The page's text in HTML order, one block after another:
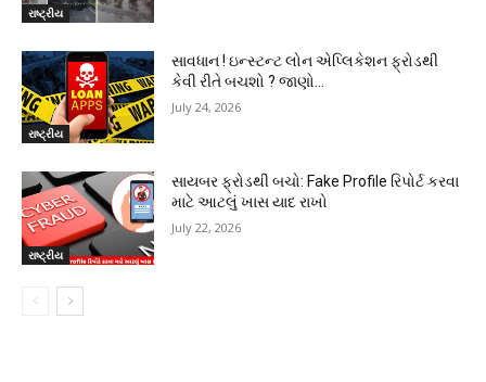
રાષ્ટ્રીય
રાષ્ટ્રીય
સાવધાન ! ઇન્સ્ટન્ટ લોન એપ્લિકેશન ફ્રોડથી
કેવી રીતે બચશો ? જાણો…
July 24, 2026
રાષ્ટ્રીય
સાયબર ફ્રોડથી બચો: Fake Profile રિપોર્ટ કરવા
માટે આટલું ખાસ યાદ રાખો
July 22, 2026